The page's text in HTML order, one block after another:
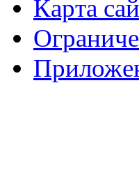
Карта